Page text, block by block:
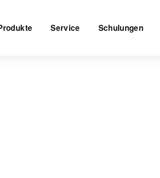
Service Schulungen